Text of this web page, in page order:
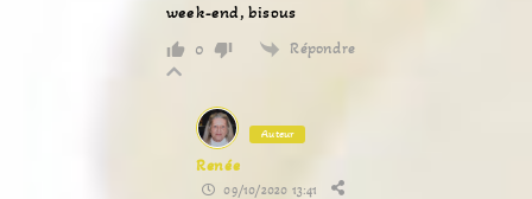
week-end, bisous
0 Répondre
Auteur
Renée
09/10/2020 13:41